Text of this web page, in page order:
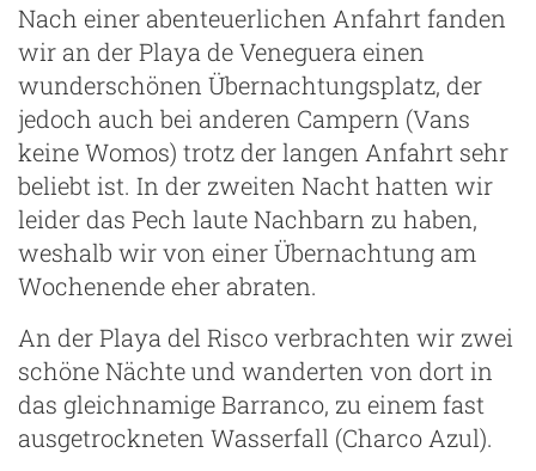
Nach einer abenteuerlichen Anfahrt fanden
wir an der Playa de Veneguera einen
wunderschönen Übernachtungsplatz, der
jedoch auch bei anderen Campern (Vans
keine Womos) trotz der langen Anfahrt sehr
beliebt ist. In der zweiten Nacht hatten wir
leider das Pech laute Nachbarn zu haben,
weshalb wir von einer Übernachtung am
Wochenende eher abraten.
An der Playa del Risco verbrachten wir zwei
schöne Nächte und wanderten von dort in
das gleichnamige Barranco, zu einem fast
ausgetrockneten Wasserfall (Charco Azul).